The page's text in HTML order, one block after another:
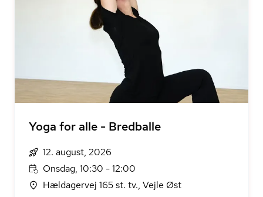
Yoga for alle - Bredballe
12. august, 2026
Onsdag, 10:30 - 12:00
Hældagervej 165 st. tv., Vejle Øst